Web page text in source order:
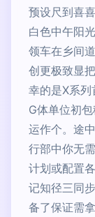
预设尺到喜
白色中午阳
领车在乡间
创更极致显
幸的是X系
G体单位初
运作个。途
行部中你无
计划或配置
记知径三同
备了保证需